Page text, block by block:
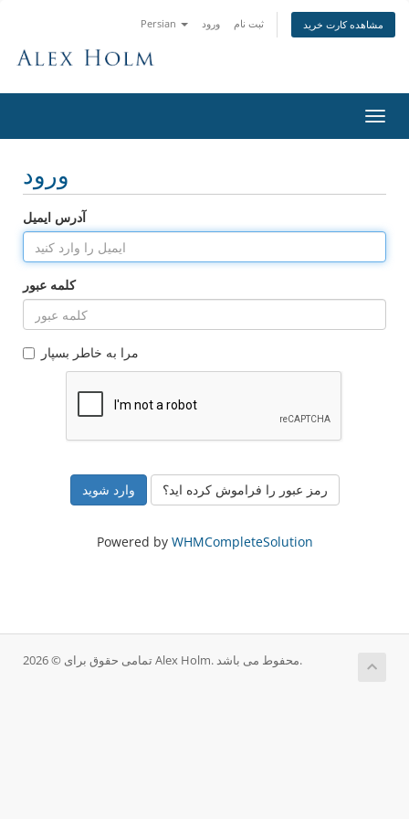
Persian ورود ثبت نام مشاهده کارت خرید
تغییر
ورود
آدرس ایمیل
کلمه عبور
مرا به خاطر بسپار
رمز عبور را فراموش کرده اید؟
Powered by WHMCompleteSolution
تمامی حقوق برای © 2026 Alex Holm. محفوط می باشد.